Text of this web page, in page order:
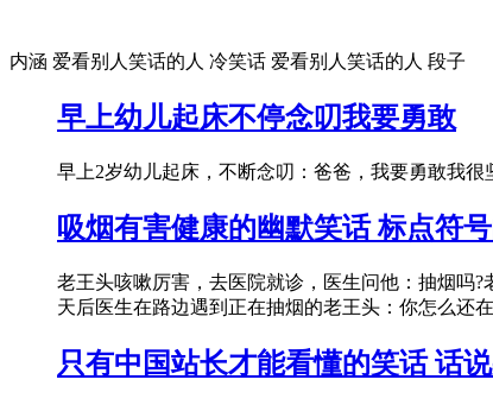
内涵 爱看别人笑话的人 冷笑话 爱看别人笑话的人 段子
早上幼儿起床不停念叨我要勇敢
早上2岁幼儿起床，不断念叨：爸爸，我要勇敢我很
吸烟有害健康的幽默笑话 标点符
老王头咳嗽厉害，去医院就诊，医生问他：抽烟吗
天后医生在路边遇到正在抽烟的老王头：你怎么还
只有中国站长才能看懂的笑话 话